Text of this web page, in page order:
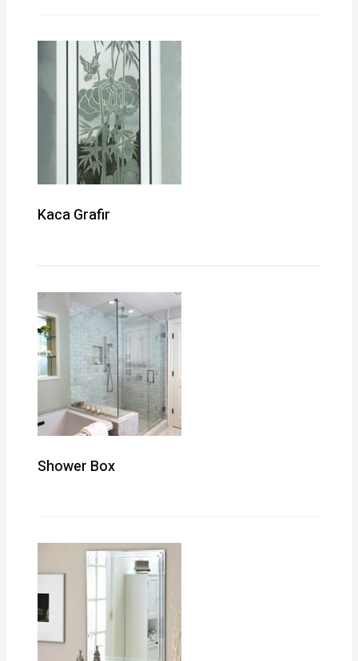
Kaca Grafir
Shower Box